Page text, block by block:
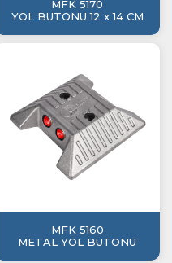
MFK 5170
YOL BUTONU 12 x 14 CM
MFK 5160
METAL YOL BUTONU